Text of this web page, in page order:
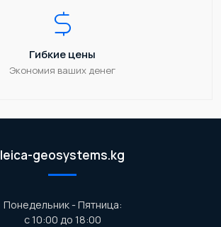
Гибкие цены
Экономия ваших денег
leica-geosystems.kg
Понедельник - Пятница:
с 10:00 до 18:00